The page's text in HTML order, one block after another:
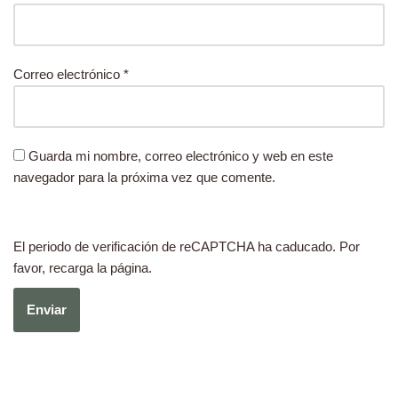
Correo electrónico *
Guarda mi nombre, correo electrónico y web en este
navegador para la próxima vez que comente.
El periodo de verificación de reCAPTCHA ha caducado. Por
favor, recarga la página.